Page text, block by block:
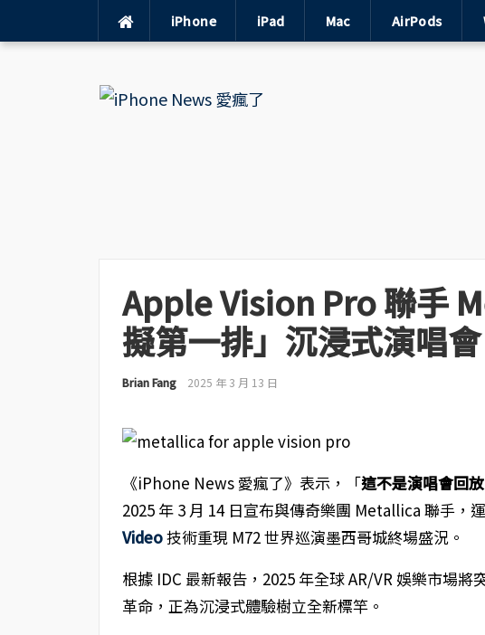
iPhone iPad Mac AirPods
Apple Vision Pro 聯手
擬第一排」沉浸式演唱會
Brian Fang 2025 年 3 月 13 日
《iPhone News 愛瘋了》表示，「這不是演唱會回
2025 年 3 月 14 日宣布與傳奇樂團 Metallica 聯手，
Video技術重現 M72 世界巡演墨西哥城終場盛況。
根據 IDC 最新報告，2025 年全球 AR/VR 娛樂市場
革命，正為沉浸式體驗樹立全新標竿。